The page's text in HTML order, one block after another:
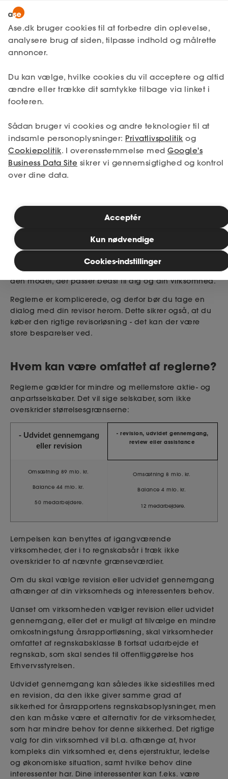
MitAse
Ase Selvstændig
Dokumenter.dk
Lønmodtager
Selvstændig
Etableret
Produkter
Få svar
Fordele
Studerende
Bliv medlem
MitAse
Ase Selvstændig
Dokumenter.dk
Selvstændig Få svar Bogføring Regnskab
Revisors erklæring på
regnskaber
Det er kun selskaber over en vis størrelse,
hvor det er pligtigt at vælge en revisor.
Denne artikel gælder derfor kun for aktie-
og anpartsselskaber.
Publiceret: 28. november 2025
I det følgende er beskrevet, hvordan du som
virksomhedsejer skal forholde dig til valg af revisor til at
påtegne dit årsregnskab. Det er væsentligt at vælge
den model, der passer bedst til dig og din virksomhed.
Reglerne er komplicerede, og derfor bør du tage en
dialog med din revisor herom. Dette sikrer også, at du
køber den rigtige revisorløsning - det kan der være
store besparelser ved.
Hvem kan være omfattet af reglerne?
Reglerne gælder for mindre og mellemstore aktie- og
anpartsselskaber. Det vil sige selskaber, som ikke
overskrider størrelsesgrænserne:
- Udvidet gennemgang
eller revision
- revision, udvidet gennemgang,
review eller assistance
Omsætning 89 mio. kr.
Balance 44 mio. kr.
50 medarbejdere.
Omsætning 8 mio. kr.
Balance 4 mio. kr.
12 medarbejdere.
Lempelsen kan benyttes af igangværende
virksomheder, der i to regnskabsår i træk ikke
overskrider to af nævnte grænseværdier.
Om du skal vælge revision eller udvidet gennemgang
afhænger af din virksomheds og interessenters behov.
Uanset om virksomheden vælger revision eller udvidet
gennemgang, eller det er muligt at tilvælge en mindre
omkostningstung årsrapportløsning, skal virksomheder
omfattet af regnskabsklasse B fortsat udarbejde et
regnskab, som skal sendes til offentliggørelse hos
Erhvervsstyrelsen.
Udvidet gennemgang kan således ikke sidestilles med
en revision, da den ikke giver samme grad af
sikkerhed for årsrapportens regnskabsoplysninger, men
den kan måske være et alternativ for de virksomheder,
som har mindre behov for denne sikkerhed. Det rigtige
valg for din virksomhed vil bl.a. afhænge af, hvor
kompleks din virksomhed er, dens ejerstruktur, ledelse
og økonomiske situation, samt hvilke behov dine
interessenter har. Dine interessenter kan f.eks. være
Ase.dk bruger cookies til at forbedre din oplevelse,
analysere brug af siden, tilpasse indhold og målrette
annoncer.
Du kan vælge, hvilke cookies du vil acceptere og altid
ændre eller trække dit samtykke tilbage via linket i
footeren.
Sådan bruger vi cookies og andre teknologier til at
indsamle personoplysninger: Privatlivspolitik og
Cookiepolitik. I overensstemmelse med Google's
Business Data Site sikrer vi gennemsigtighed og kontrol
over dine data.
Cookies-indstillinger
Kun nødvendige
Acceptér